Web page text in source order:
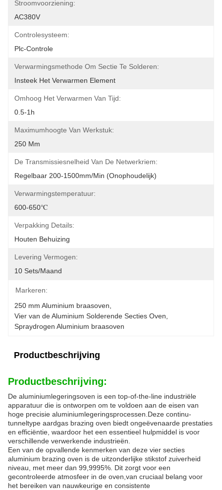
Stroomvoorziening:
AC380V
Controlesysteem:
Plc-Controle
Verwarmingsmethode Om Sectie Te Solderen:
Insteek Het Verwarmen Element
Omhoog Het Verwarmen Van Tijd:
0.5-1h
Maximumhoogte Van Werkstuk:
250 Mm
De Transmissiesnelheid Van De Netwerkriem:
Regelbaar 200-1500mm/min (onophoudelijk)
Verwarmingstemperatuur:
600-650℃
Verpakking Details:
Houten Behuizing
Levering Vermogen:
10 Sets/maand
Markeren:
250 mm Aluminium braasoven
Vier van de Aluminium Solderende Secties Oven
Spraydrogen Aluminium braasoven
Productbeschrijving
Productbeschrijving:
De aluminiumlegeringsoven is een top-of-the-line industriële
apparatuur die is ontworpen om te voldoen aan de eisen van
hoge precisie aluminiumlegeringsprocessen.Deze continu-
tunneltype aardgas brazing oven biedt ongeëvenaarde prestaties
en efficiëntie, waardoor het een essentieel hulpmiddel is voor
verschillende verwerkende industrieën.
Een van de opvallende kenmerken van deze vier secties
aluminium brazing oven is de uitzonderlijke stikstof zuiverheid
niveau, met meer dan 99,9995%. Dit zorgt voor een
gecontroleerde atmosfeer in de oven,van cruciaal belang voor
het bereiken van nauwkeurige en consistente